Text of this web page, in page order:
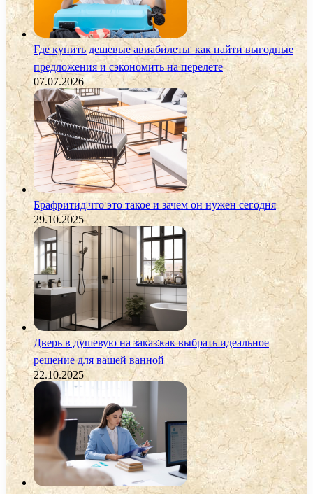
Где купить дешевые авиабилеты: как найти выгодные
предложения и сэкономить на перелете
07.07.2026
Брафритид:что это такое и зачем он нужен сегодня
29.10.2025
Дверь в душевую на заказ:как выбрать идеальное
решение для вашей ванной
22.10.2025